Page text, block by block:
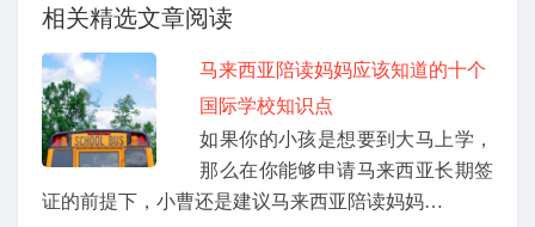
相关精选文章阅读
马来西亚陪读妈妈应该知道的十个
国际学校知识点
如果你的小孩是想要到大马上学，
那么在你能够申请马来西亚长期签
证的前提下，小曹还是建议马来西亚陪读妈妈…